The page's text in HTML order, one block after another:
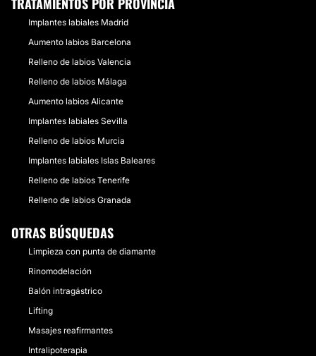
Implantes labiales Madrid
Aumento labios Barcelona
Relleno de labios Valencia
Relleno de labios Málaga
Aumento labios Alicante
Implantes labiales Sevilla
Relleno de labios Murcia
Implantes labiales Islas Baleares
Relleno de labios Tenerife
Relleno de labios Granada
OTRAS BÚSQUEDAS
Limpieza con punta de diamante
Rinomodelación
Balón intragástrico
Lifting
Masajes reafirmantes
Intralipoterapia